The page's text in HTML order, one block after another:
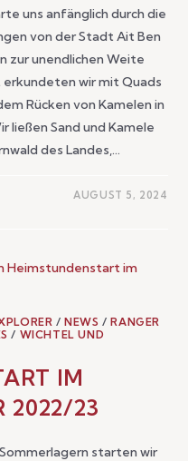
uns anfänglich durch die
von der Stadt Ait Ben
zur unendlichen Weite
erkundeten wir mit Quads
Rücken von Kamelen in
ließen Sand und Kamele
des Landes,…
AUGUST 5, 2024
/NEWS /RANGER
/ WICHTEL UND
IM
2022/23
starten wir